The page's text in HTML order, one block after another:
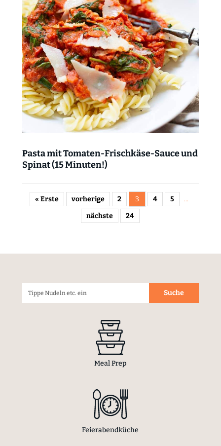
Pasta mit Tomaten-Frischkäse-Sauce und
Spinat (15 Minuten!)
« Erste vorherige 2 3 4 5
...
nächste
24
Meal Prep
Feierabendküche